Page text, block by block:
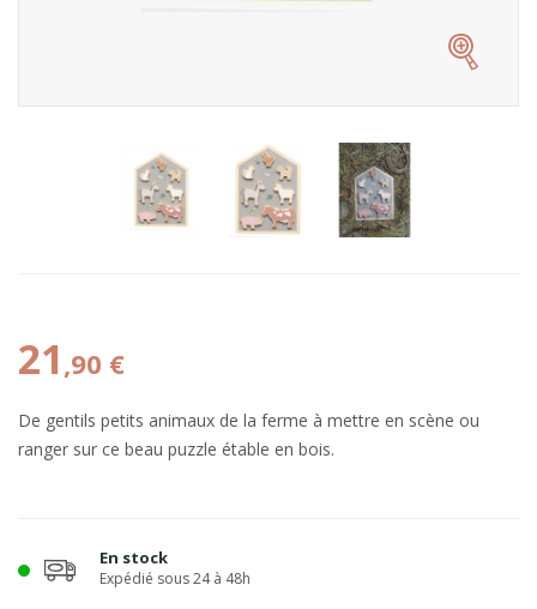
21,90 €
De gentils petits animaux de la ferme à mettre en scène ou
ranger sur ce beau puzzle étable en bois.
En stock
Expédié sous 24 à 48h